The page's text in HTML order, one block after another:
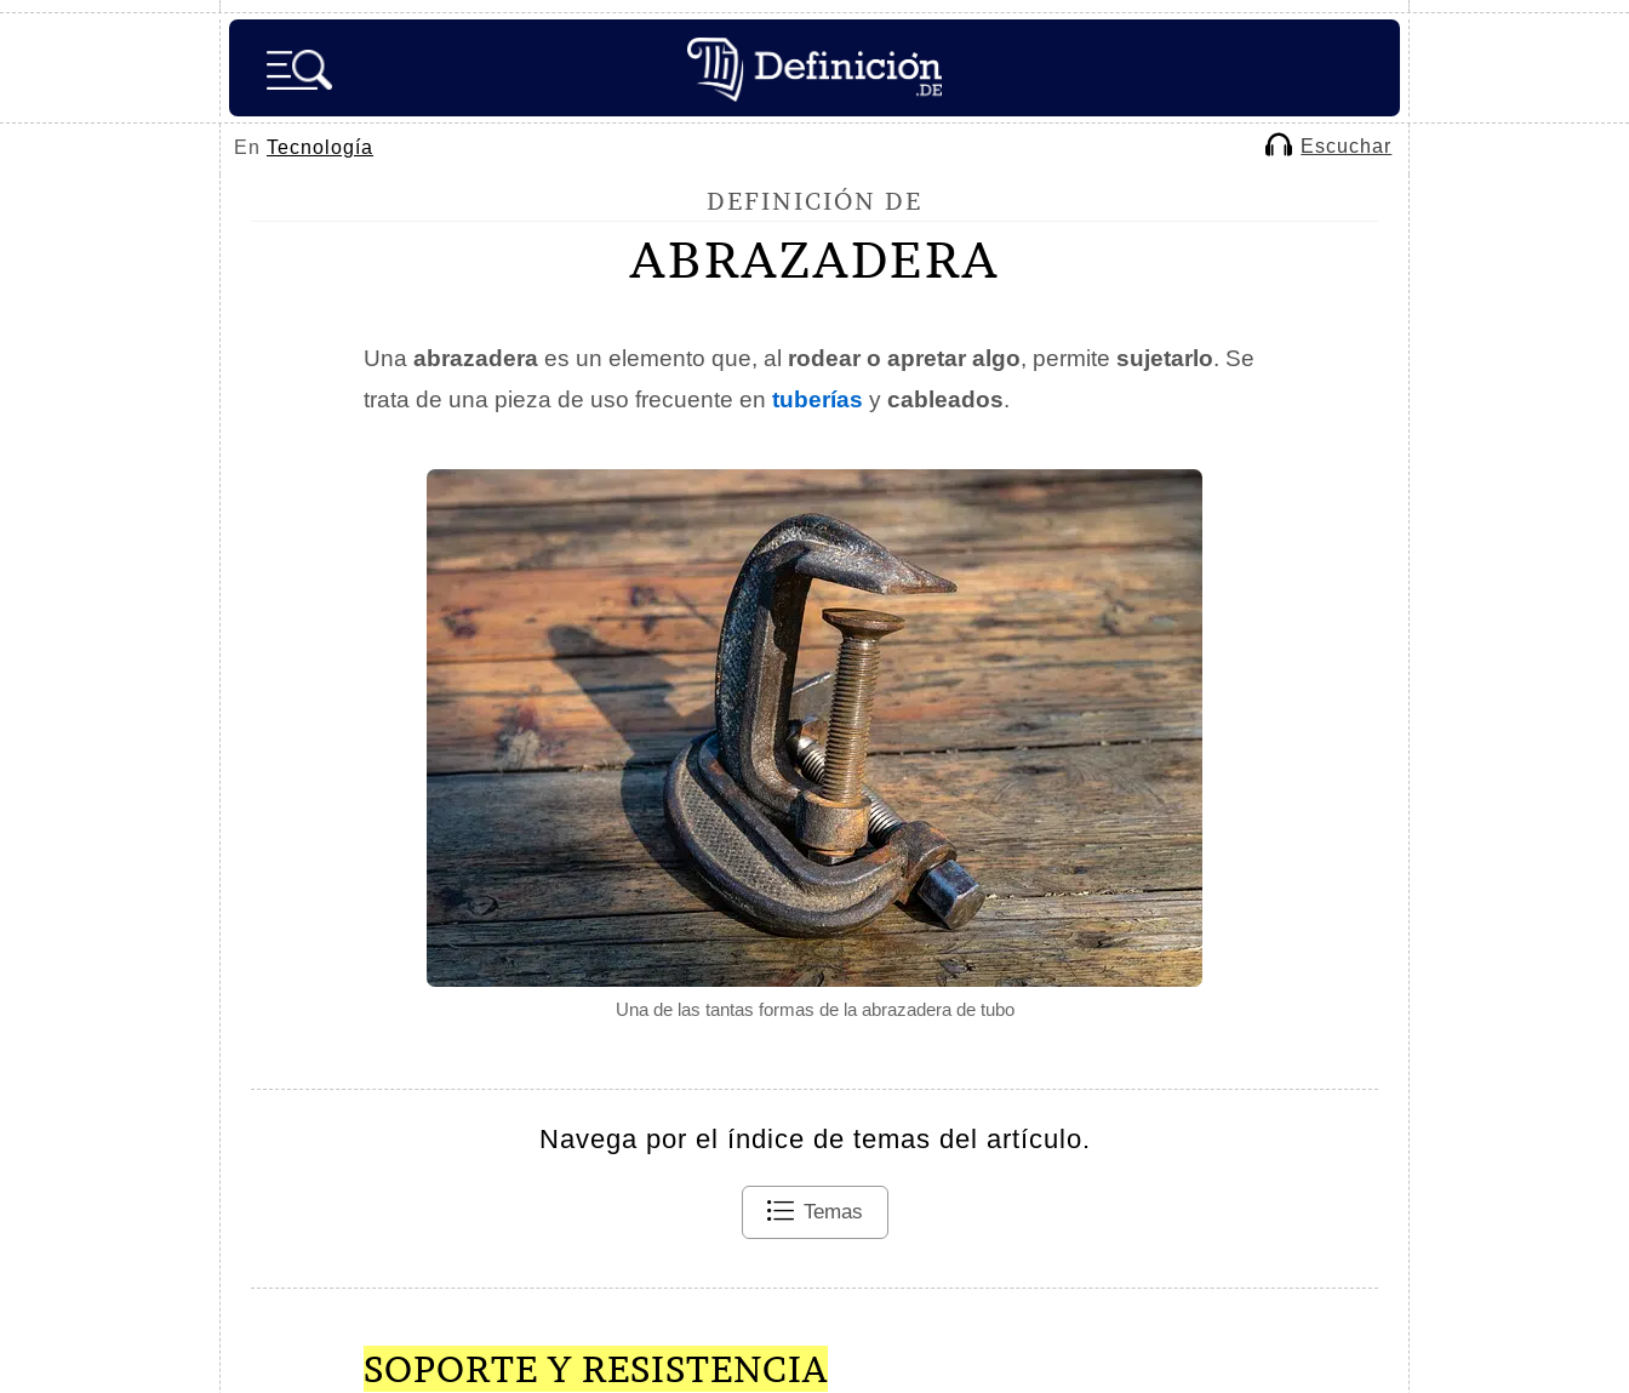
En Tecnología Escuchar
DEFINICIÓN DE
ABRAZADERA
Una de las tantas formas de la abrazadera de tubo
Una abrazadera es un elemento que, al rodear o apretar algo, permite sujetarlo. Se
trata de una pieza de uso frecuente en tuberías y cableados.
Navega por el índice de temas del artículo.
Temas
SOPORTE Y RESISTENCIA